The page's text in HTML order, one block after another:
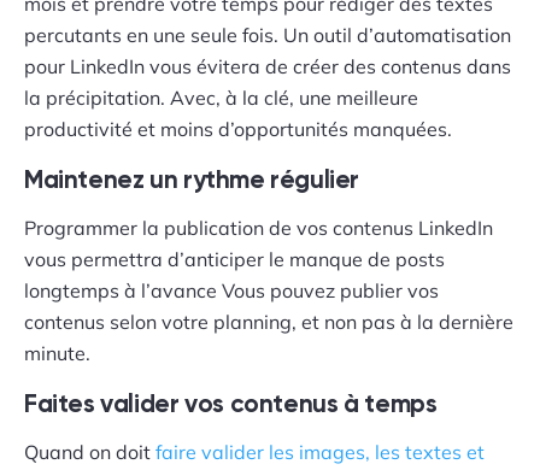
percutants en une seule fois. Un outil d’automatisation
pour LinkedIn vous évitera de créer des contenus dans
la précipitation. Avec, à la clé, une meilleure
productivité et moins d’opportunités manquées.
Maintenez un rythme régulier
Programmer la publication de vos contenus LinkedIn
vous permettra d’anticiper le manque de posts
longtemps à l’avance Vous pouvez publier vos
contenus selon votre planning, et non pas à la dernière
minute.
Faites valider vos contenus à temps
Quand on doit faire valider les images, les textes et